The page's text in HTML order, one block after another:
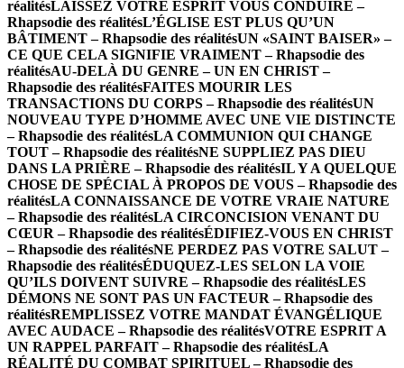
réalitésLAISSEZ VOTRE ESPRIT VOUS CONDUIRE –
Rhapsodie des réalitésL’ÉGLISE EST PLUS QU’UN
BÂTIMENT – Rhapsodie des réalitésUN «SAINT BAISER» –
CE QUE CELA SIGNIFIE VRAIMENT – Rhapsodie des
réalitésAU-DELÀ DU GENRE – UN EN CHRIST –
Rhapsodie des réalitésFAITES MOURIR LES
TRANSACTIONS DU CORPS – Rhapsodie des réalitésUN
NOUVEAU TYPE D’HOMME AVEC UNE VIE DISTINCTE
– Rhapsodie des réalitésLA COMMUNION QUI CHANGE
TOUT – Rhapsodie des réalitésNE SUPPLIEZ PAS DIEU
DANS LA PRIÈRE – Rhapsodie des réalitésIL Y A QUELQUE
CHOSE DE SPÉCIAL À PROPOS DE VOUS – Rhapsodie des
réalitésLA CONNAISSANCE DE VOTRE VRAIE NATURE
– Rhapsodie des réalitésLA CIRCONCISION VENANT DU
CŒUR – Rhapsodie des réalitésÉDIFIEZ-VOUS EN CHRIST
– Rhapsodie des réalitésNE PERDEZ PAS VOTRE SALUT –
Rhapsodie des réalitésÉDUQUEZ-LES SELON LA VOIE
QU’ILS DOIVENT SUIVRE – Rhapsodie des réalitésLES
DÉMONS NE SONT PAS UN FACTEUR – Rhapsodie des
réalitésREMPLISSEZ VOTRE MANDAT ÉVANGÉLIQUE
AVEC AUDACE – Rhapsodie des réalitésVOTRE ESPRIT A
UN RAPPEL PARFAIT – Rhapsodie des réalitésLA
RÉALITÉ DU COMBAT SPIRITUEL – Rhapsodie des